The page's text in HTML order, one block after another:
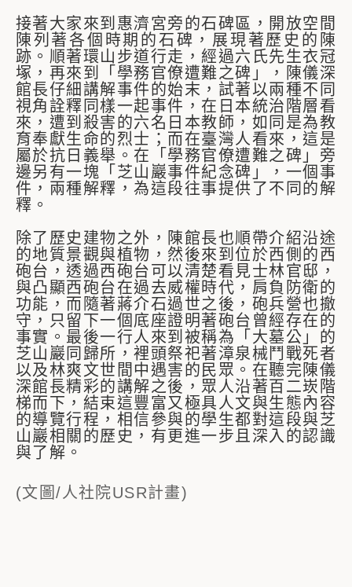
接著大家來到惠濟宮旁的石碑區，開放空間
陳列著各個時期的石碑，展現著歷史的陳
跡。順著環山步道行走，經過六氏先生衣冠
塚，再來到「學務官僚遭難之碑」，陳儀深
館長仔細講解事件的始末，試著以兩種不同
視角詮釋同樣一起事件，在日本統治階層看
來，遭到殺害的六名日本教師，如同是為教
育奉獻生命的烈士；而在臺灣人看來，這是
屬於抗日義舉。在「學務官僚遭難之碑」旁
邊另有一塊「芝山巖事件紀念碑」，一個事
件，兩種解釋，為這段往事提供了不同的解
釋。
除了歷史建物之外，陳館長也順帶介紹沿途
的地質景觀與植物，然後來到位於西側的西
砲台，透過西砲台可以清楚看見士林官邸，
與凸顯西砲台在過去威權時代，肩負防衛的
功能，而隨著蔣介石過世之後，砲兵營也撤
守，只留下一個底座證明著砲台曾經存在的
事實。最後一行人來到被稱為「大墓公」的
芝山巖同歸所，裡頭祭祀著漳泉械鬥戰死者
以及林爽文世間中遇害的民眾。在聽完陳儀
深館長精彩的講解之後，眾人沿著百二崁階
梯而下，結束這豐富又極具人文與生態內容
的導覽行程，相信參與的學生都對這段與芝
山巖相關的歷史，有更進一步且深入的認識
與了解。
(文圖/人社院USR計畫)